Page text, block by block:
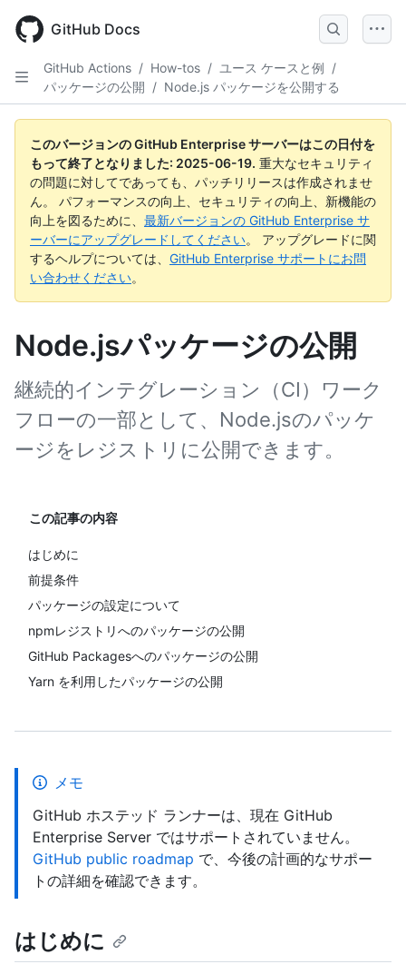
main
GitHub Docs
GitHub Actions / How-tos / ユース ケースと例 /
パッケージの公開 / Node.js パッケージを公開する
このバージョンの GitHub Enterprise サーバーはこの日付を
もって終了となりました: 2025-06-19. 重大なセキュリティ
の問題に対してであっても、パッチリリースは作成されませ
ん。 パフォーマンスの向上、セキュリティの向上、新機能の
向上を図るために、 最新バージョンの GitHub Enterprise サ
ーバーにアップグレードしてください。 アップグレードに関
するヘルプについては、 GitHub Enterprise サポートにお問
い合わせください。
Node.jsパッケージの公開
継続的インテグレーション（CI）ワーク
フローの一部として、Node.jsのパッケ
ージをレジストリに公開できます。
この記事の内容
はじめに
前提条件
パッケージの設定について
npmレジストリへのパッケージの公開
GitHub Packagesへのパッケージの公開
Yarn を利用したパッケージの公開
メモ
GitHub ホステッド ランナーは、現在 GitHub
Enterprise Server ではサポートされていません。
GitHub public roadmap で、今後の計画的なサポー
トの詳細を確認できます。
はじめに